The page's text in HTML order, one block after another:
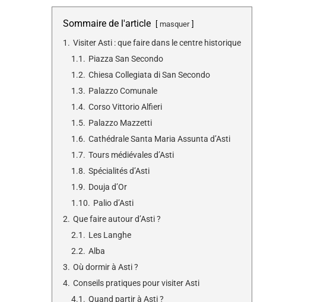
Sommaire de l'article masquer
1. Visiter Asti : que faire dans le centre historique
1.1. Piazza San Secondo
1.2. Chiesa Collegiata di San Secondo
1.3. Palazzo Comunale
1.4. Corso Vittorio Alfieri
1.5. Palazzo Mazzetti
1.6. Cathédrale Santa Maria Assunta d’Asti
1.7. Tours médiévales d’Asti
1.8. Spécialités d’Asti
1.9. Douja d’Or
1.10. Palio d’Asti
2. Que faire autour d’Asti ?
2.1. Les Langhe
2.2. Alba
3. Où dormir à Asti ?
4. Conseils pratiques pour visiter Asti
4.1. Quand partir à Asti ?